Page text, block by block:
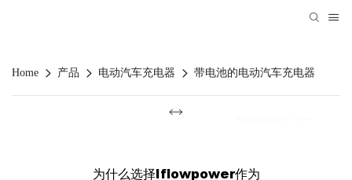
Home 产品 电动汽车充电器 带电池的电动汽车充电器
为什么选择Iflowpower作为